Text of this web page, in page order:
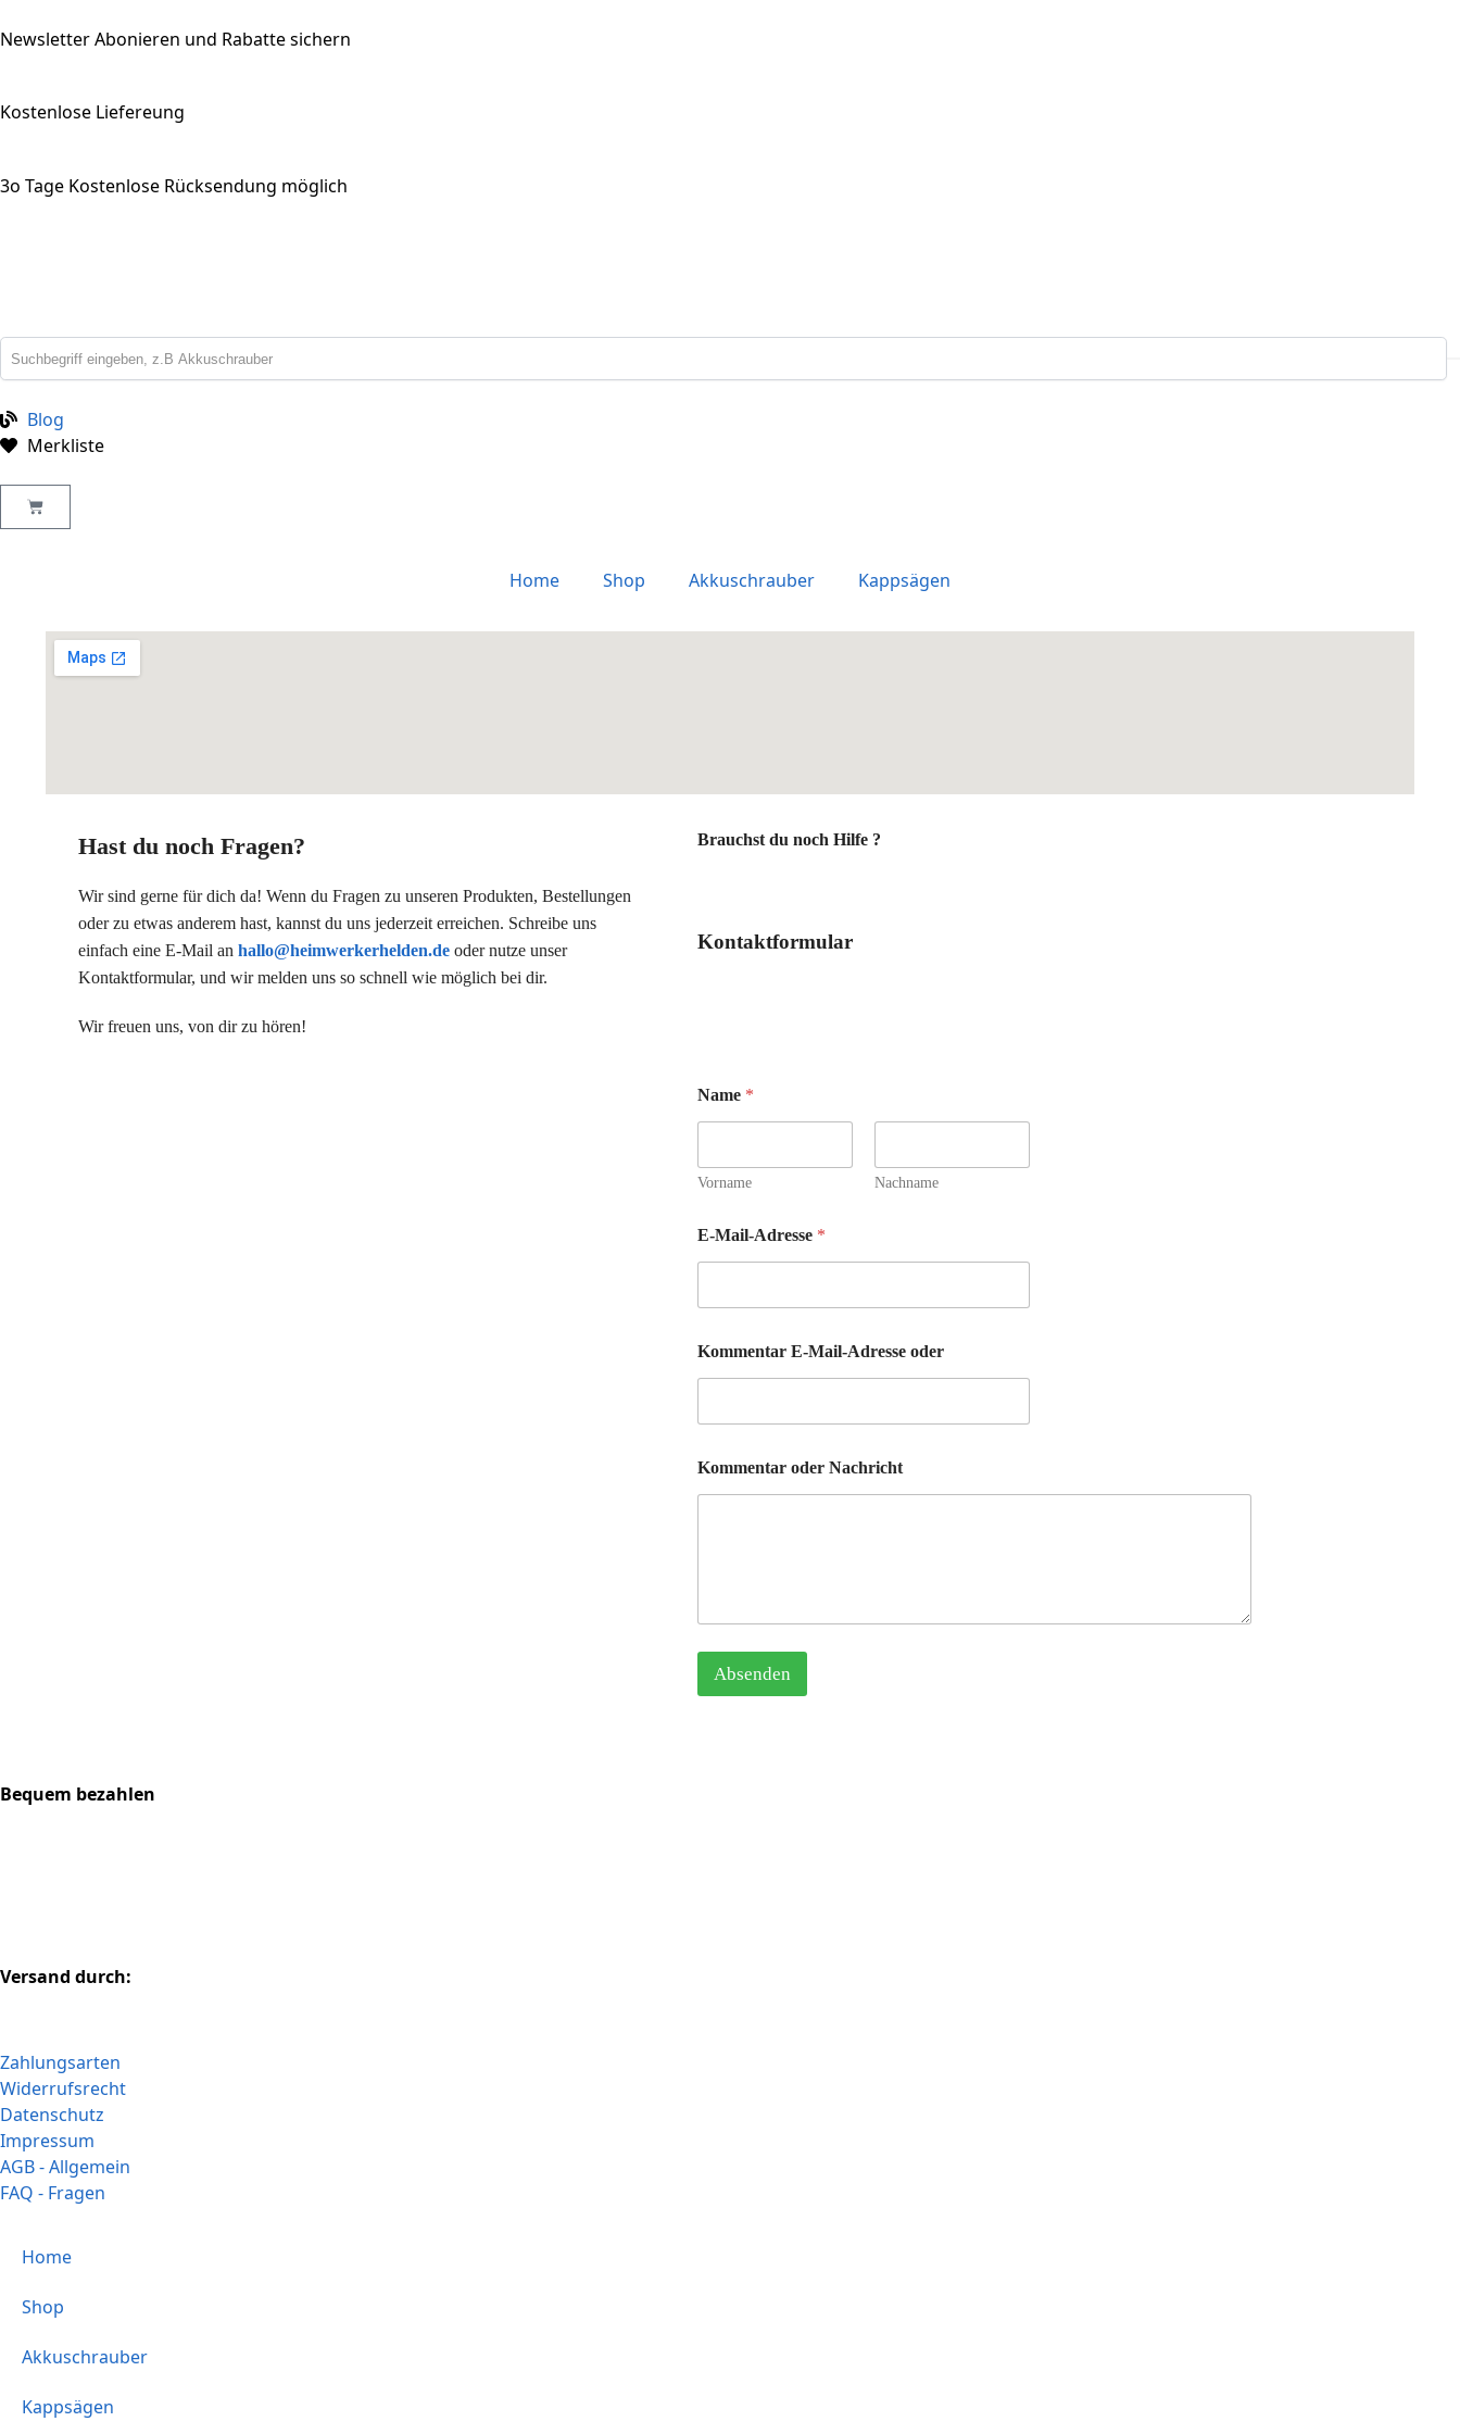
Newsletter Abonieren und Rabatte sichern
Kostenlose Liefereung
3o Tage Kostenlose Rücksendung möglich
Blog
Merkliste
Home Shop Akkuschrauber Kappsägen
Hast du noch Fragen?
Wir sind gerne für dich da! Wenn du Fragen zu unseren Produkten, Bestellungen
oder zu etwas anderem hast, kannst du uns jederzeit erreichen. Schreibe uns
einfach eine E-Mail an hallo@heimwerkerhelden.deoder nutze unser
Kontaktformular, und wir melden uns so schnell wie möglich bei dir.
Wir freuen uns, von dir zu hören!
Brauchst du noch Hilfe ?
Kontaktformular
Name *
Vorname Nachname
E-Mail-Adresse *
Kommentar E-Mail-Adresse oder
Kommentar oder Nachricht
Absenden
Bequem bezahlen
Versand durch:
Zahlungsarten
Widerrufsrecht
Datenschutz
Impressum
AGB - Allgemein
FAQ - Fragen
Home
Shop
Akkuschrauber
Kappsägen